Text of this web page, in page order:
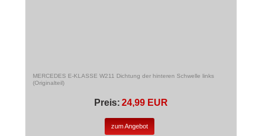
MERCEDES E-KLASSE W211 Dichtung der hinteren Schwelle links
(Originalteil)
Preis: 24,99 EUR
zum Angebot